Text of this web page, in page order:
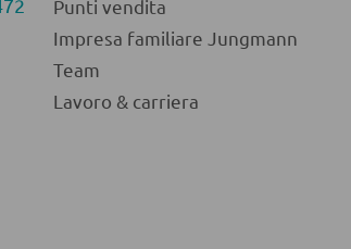
Punti vendita
Impresa familiare Jungmann
Team
Lavoro & carriera